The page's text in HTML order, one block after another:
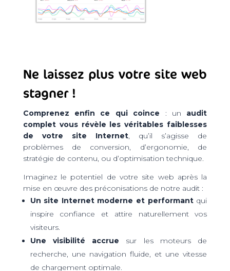
Ne laissez plus votre site web
stagner !
Comprenez enfin ce qui coince : un audit
complet vous révèle les véritables faiblesses
de votre site Internet, qu’il s’agisse de
problèmes de conversion, d’ergonomie, de
stratégie de contenu, ou d’optimisation technique.
Imaginez le potentiel de votre site web après la
mise en œuvre des préconisations de notre audit :
Un site Internet moderne et performantqui
inspire confiance et attire naturellement vos
visiteurs.
Une visibilité accrue sur les moteurs de
recherche, une navigation fluide, et une vitesse
de chargement optimale.